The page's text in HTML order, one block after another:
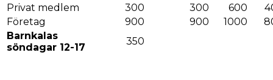
Privat medlem
300 300 600
Företag
900 900 1000
Barnkalas
söndagar 12-17
350